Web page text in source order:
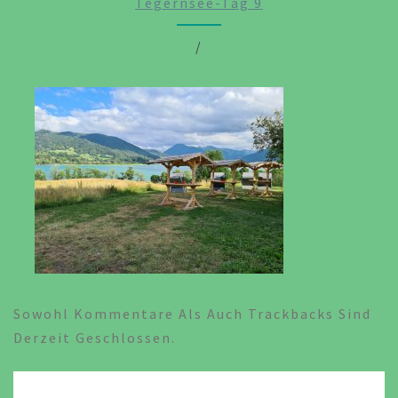
/
Sowohl Kommentare Als Auch Trackbacks Sind
Derzeit Geschlossen.